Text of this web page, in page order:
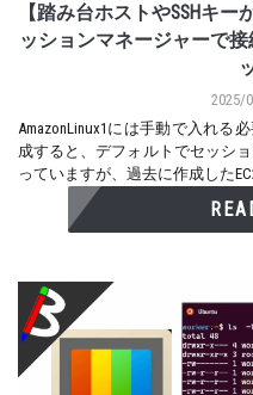
【踏み台ホストやSSHキー
ッションマネージャーで
2025/
AmazonLinux1には手動で入れる
成すると、デフォルトでセッシ
っていますが、過去に作成した